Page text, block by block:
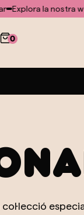
nostra web plena
0